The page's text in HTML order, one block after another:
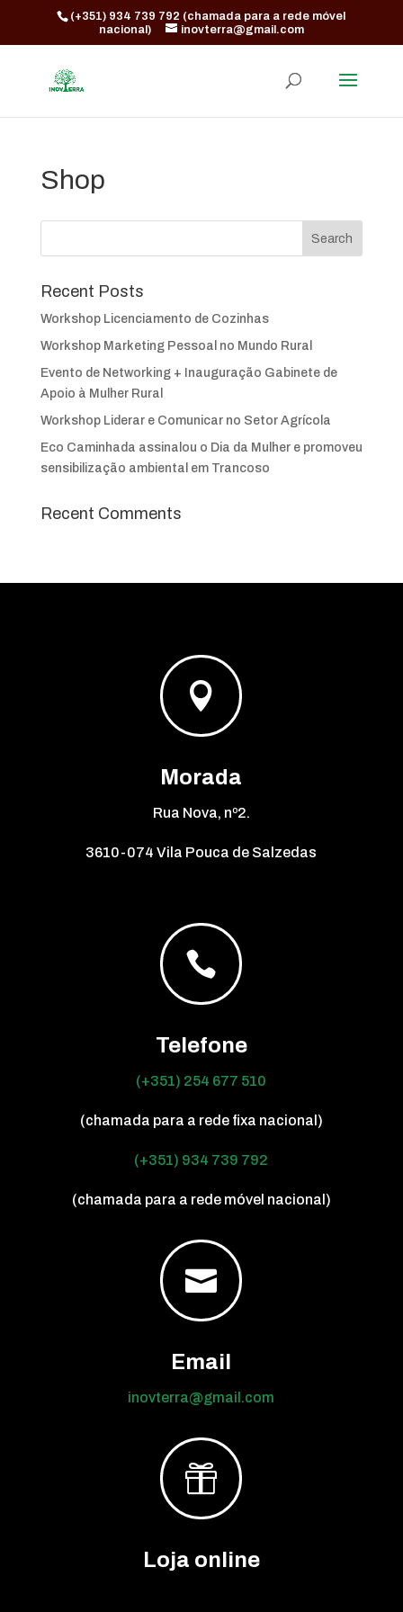
(+351) 934 739 792 (chamada para a rede móvel
nacional)
inovterra@gmail.com
Shop
Recent Posts
Workshop Licenciamento de Cozinhas
Workshop Marketing Pessoal no Mundo Rural
Evento de Networking + Inauguração Gabinete de
Apoio à Mulher Rural
Workshop Liderar e Comunicar no Setor Agrícola
Eco Caminhada assinalou o Dia da Mulher e promoveu
sensibilização ambiental em Trancoso
Recent Comments

Morada
Rua Nova, nº2.
3610-074 Vila Pouca de Salzedas

Telefone
(+351) 254 677 510
(chamada para a rede fixa nacional)
(+351) 934 739 792
(chamada para a rede móvel nacional)

Email
inovterra@gmail.com

Loja online